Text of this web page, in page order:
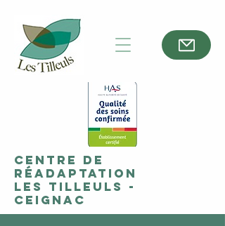
Centre de
réadaptation
Les Tilleuls -
Ceignac